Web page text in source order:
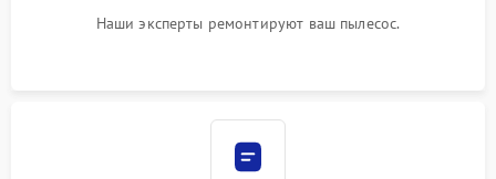
Наши эксперты ремонтируют ваш пылесос.